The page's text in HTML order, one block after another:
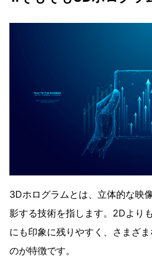
3Dホログラムとは、立体的な映
影する技術を指します。2Dより
にも印象に残りやすく、さまざ
のが特徴です。